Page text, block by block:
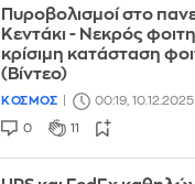
Πυροβολισμοί στο
Κεντάκι - Νεκρός
κρίσιμη κατάσταση
(Βίντεο)
ΚΟΣΜΟΣ 00:19, 10.12.2025
0 11